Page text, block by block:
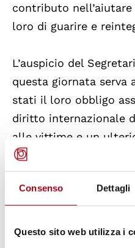
Consenso Dettagli
Questo sito web utilizza i
contributo
loro di guarire e
L’auspicio del
questa giornata serva
stati il loro obbligo
diritto internazionale
alle vittime e un
anche agli stati che
Convenzione contro
Protocollo
strumenti senza